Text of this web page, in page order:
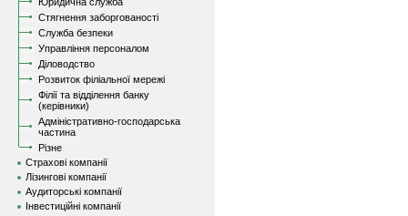
Стягнення заборгованості
Служба безпеки
Управління персоналом
Діловодство
Розвиток філіальної мережі
Філії та відділення банку
(керівники)
Адміністративно-господарська
частина
Різне
Страхові компанії
Лізингові компанії
Аудиторські компанії
Інвестиційні компанії